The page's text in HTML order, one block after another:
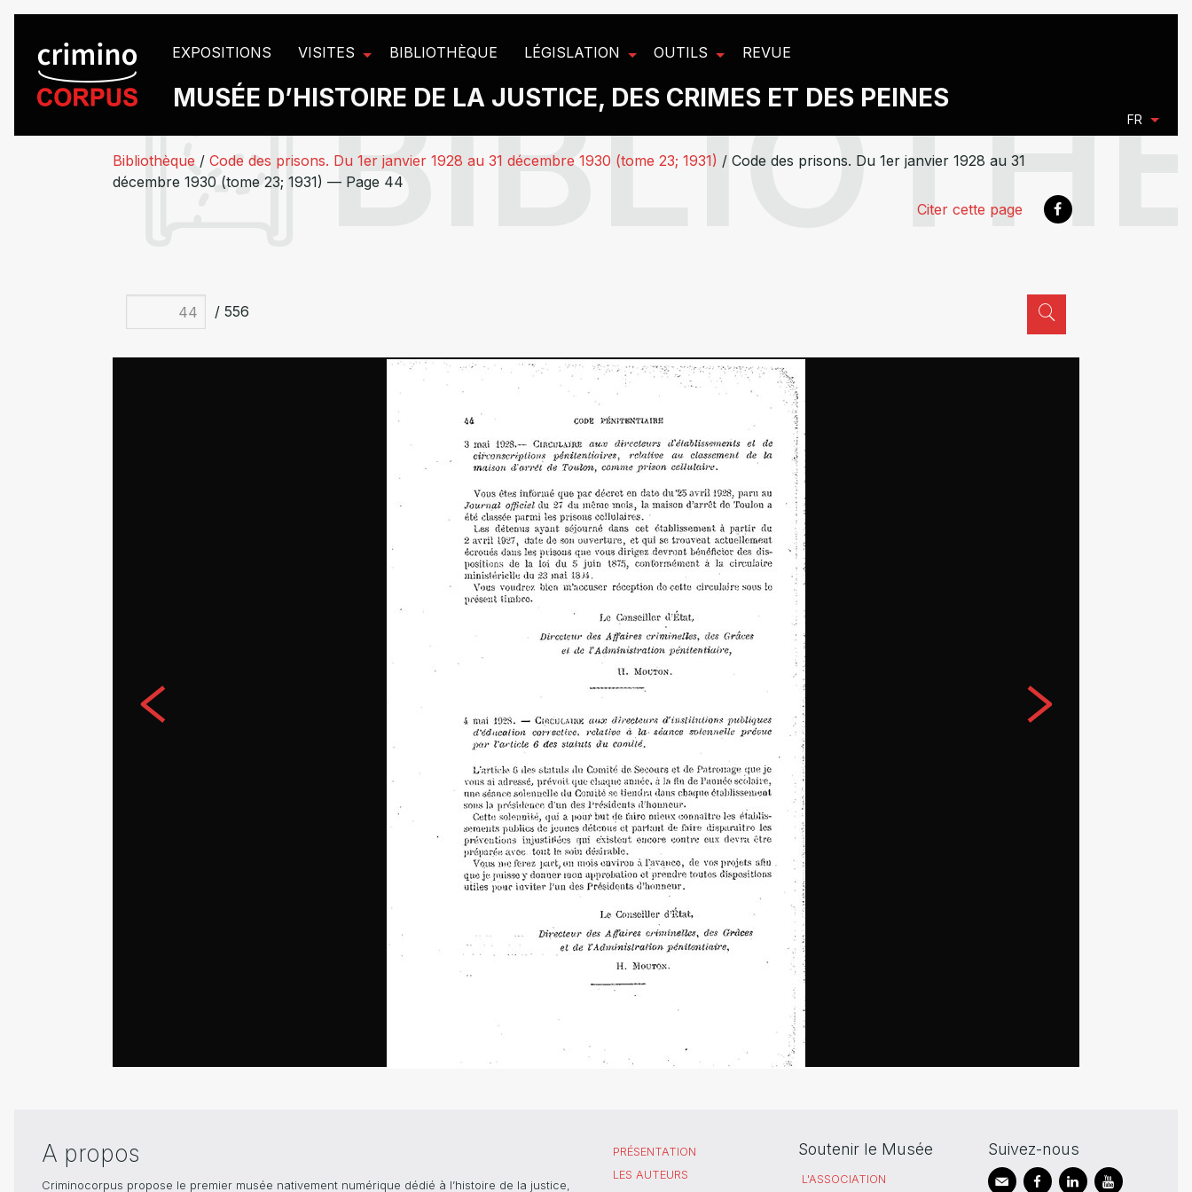
EXPOSITIONS VISITES BIBLIOTHÈQUE LÉGISLATION OUTILS REVUE
MUSÉE D’HISTOIRE DE LA JUSTICE, DES CRIMES ET DES PEINES
FR
Bibliothèque / Code des prisons. Du 1er janvier 1928 au 31 décembre 1930 (tome 23; 1931) / Code des prisons. Du 1er janvier 1928 au 31
décembre 1930 (tome 23; 1931) — Page 44
Citer cette page
/ 556
A propos
Criminocorpus propose le premier musée nativement numérique dédié à l’histoire de la justice,
PRÉSENTATION
LES AUTEURS
Soutenir le Musée
L'ASSOCIATION
Suivez-nous
Panneau de gestion des cookies